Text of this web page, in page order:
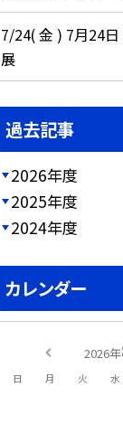
7/24( 金 ) 7月24日
展
過去記事
2026年度
2025年度
2024年度
カレンダー
2026年
日 月 火 水